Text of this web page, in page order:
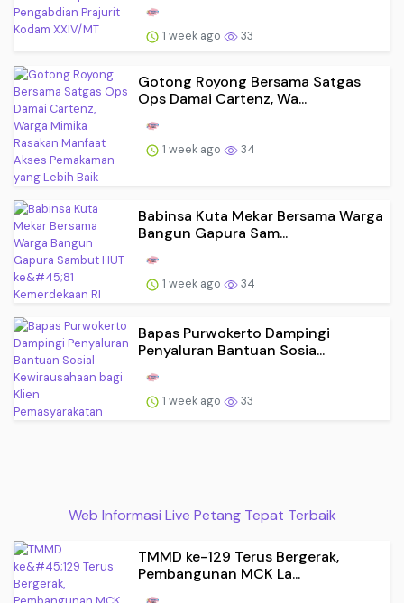
1 week ago 33
Gotong Royong Bersama Satgas
Ops Damai Cartenz, Wa...
1 week ago 34
Babinsa Kuta Mekar Bersama Warga
Bangun Gapura Sam...
1 week ago 34
Bapas Purwokerto Dampingi
Penyaluran Bantuan Sosia...
1 week ago 33
Web Informasi Live Petang Tepat Terbaik
TMMD ke-129 Terus Bergerak,
Pembangunan MCK La...